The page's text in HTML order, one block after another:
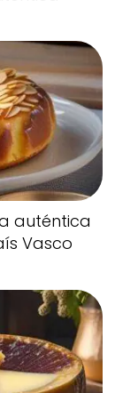
auténtica
Vasco